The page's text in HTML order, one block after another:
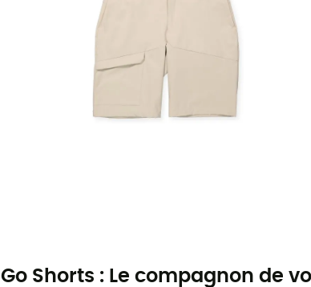
Go Shorts : Le compagnon de